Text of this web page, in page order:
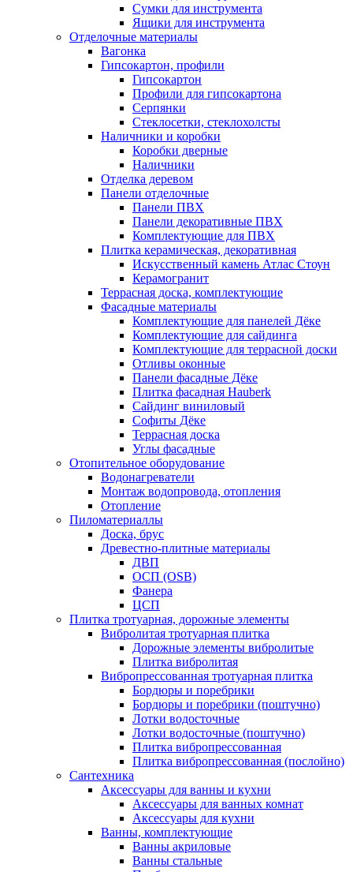
Сумки для инструмента
Ящики для инструмента
Отделочные материалы
Вагонка
Гипсокартон, профили
Гипсокартон
Профили для гипсокартона
Серпянки
Стеклосетки, стеклохолсты
Наличники и коробки
Коробки дверные
Наличники
Отделка деревом
Панели отделочные
Панели ПВХ
Панели декоративные ПВХ
Комплектующие для ПВХ
Плитка керамическая, декоративная
Искусственный камень Атлас Стоун
Керамогранит
Террасная доска, комплектующие
Фасадные материалы
Комплектующие для панелей Дёке
Комплектующие для сайдинга
Комплектующие для террасной доски
Отливы оконные
Панели фасадные Дёке
Плитка фасадная Hauberk
Сайдинг виниловый
Софиты Дёке
Террасная доска
Углы фасадные
Отопительное оборудование
Водонагреватели
Монтаж водопровода, отопления
Отопление
Пиломатериаллы
Доска, брус
Древестно-плитные материалы
ДВП
ОСП (OSB)
Фанера
ЦСП
Плитка тротуарная, дорожные элементы
Вибролитая тротуарная плитка
Дорожные элементы вибролитые
Плитка вибролитая
Вибропрессованная тротуарная плитка
Бордюры и поребрики
Бордюры и поребрики (поштучно)
Лотки водосточные
Лотки водосточные (поштучно)
Плитка вибропрессованная
Плитка вибропрессованная (послойно)
Сантехника
Аксессуары для ванны и кухни
Аксессуары для ванных комнат
Аксессуары для кухни
Ванны, комплектующие
Ванны акриловые
Ванны стальные